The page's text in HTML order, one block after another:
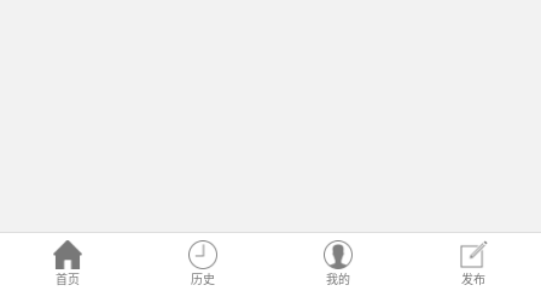
首页 历史 我的 发布